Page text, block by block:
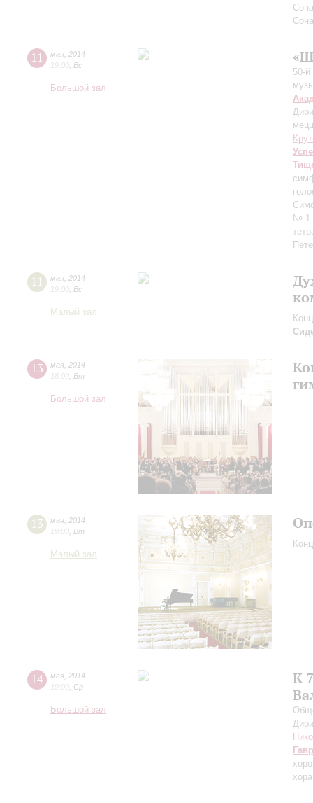
11 мая 2014
19:00 Вс
Большой зал
50-
№ 1
11 мая 2014
19:00 Вс
Малый зал
13 мая 2014
18:00 Вт
Большой зал
13 мая 2014
19:00 Вт
Малый зал
14 мая 2014
19:00 Ср
Большой зал
К